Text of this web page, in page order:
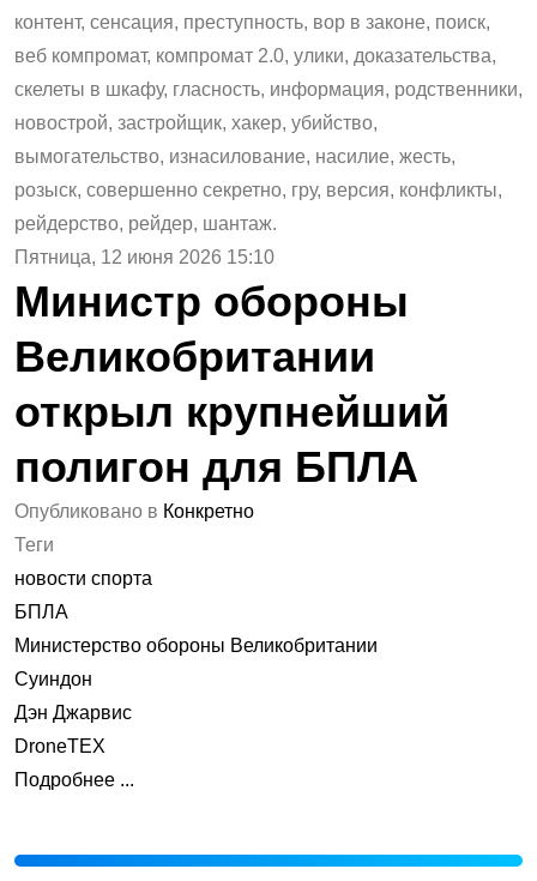
контент, сенсация, преступность, вор в законе, поиск,
веб компромат, компромат 2.0, улики, доказательства,
скелеты в шкафу, гласность, информация, родственники,
новострой, застройщик, хакер, убийство,
вымогательство, изнасилование, насилие, жесть,
розыск, совершенно секретно, гру, версия, конфликты,
рейдерство, рейдер, шантаж.
Пятница, 12 июня 2026 15:10
Министр обороны
Великобритании
открыл крупнейший
полигон для БПЛА
Опубликовано в Конкретно
Теги
новости спорта
БПЛА
Министерство обороны Великобритании
Суиндон
Дэн Джарвис
DroneTEX
Подробнее ...